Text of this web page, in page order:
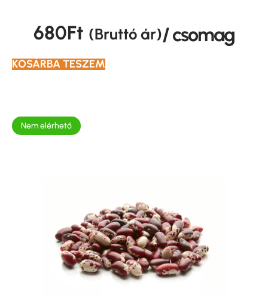
680Ft (Bruttó ár)/ csomag
KOSÁRBA TESZEM
Nem elérhető